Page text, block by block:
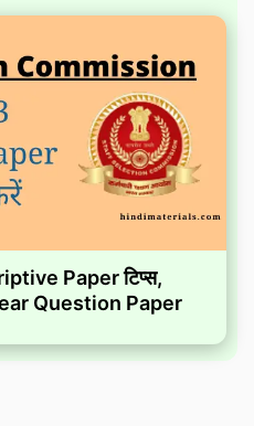
Paper टिप्स,
Question Paper